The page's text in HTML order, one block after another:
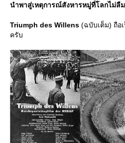
นำพาสู่เหตุการณ์สังหารหมู่ที่โลกไม่ลืม
Triumph des Willens (ฉบับเต็ม) ถือ
ครับ